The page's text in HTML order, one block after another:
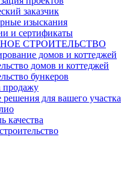
заказчик
изыскания
и сертификаты
СТРОИТЕЛЬСТВО
домов и коттеджей
домов и коттеджей
бункеров
продажу
решения для вашего участка
качества